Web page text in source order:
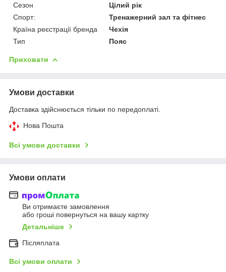
Сезон
Цілий рік
Спорт:
Тренажерний зал та фітнес
Країна реєстрації бренда
Чехія
Тип
Пояс
Приховати
Умови доставки
Доставка здійснюється тільки по передоплаті.
Нова Пошта
Всі умови доставки
Умови оплати
Ви отримаєте замовлення
або гроші повернуться на вашу картку
Детальніше
Післяплата
Всі умови оплати